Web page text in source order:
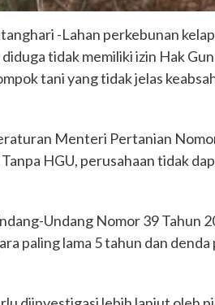
-Lahan perkebunan
diduga tidak memiliki izin Hak
tani yang tidak jelas
Menteri Pertanian
HGU, perusahaan tidak
Undang Nomor 39 Tahun
paling lama 5 tahun dan